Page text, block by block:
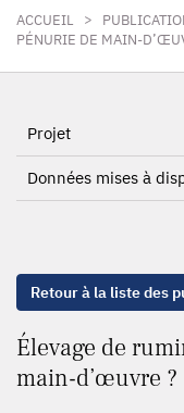
ACCUEIL >
PÉNURIE DE MAIN-
Projet
Données mises à
Retour à la liste des
Élevage de
main-d’œuvre ?